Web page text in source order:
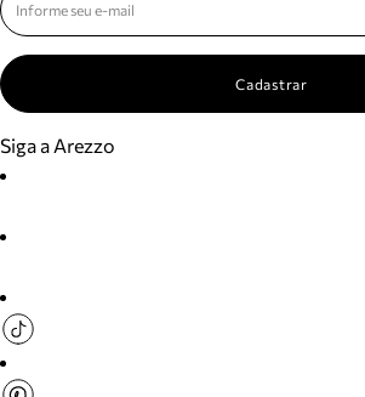
Cadastrar
Siga a Arezzo